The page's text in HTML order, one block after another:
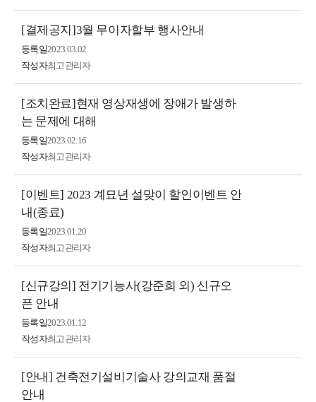
[결제공지]3월 무이자할부 행사안내
등록일2023.03.02
작성자최고관리자
[조치완료]현재 영상재생에 장애가 발생하
는 문제에 대해
등록일2023.02.16
작성자최고관리자
[이벤트] 2023 계묘년 설맞이 할인이벤트 안
내(종료)
등록일2023.01.20
작성자최고관리자
[신규강의] 전기기능사(강준희 외) 신규오
픈 안내
등록일2023.01.12
작성자최고관리자
[안내] 건축전기설비기술사 강의교재 품절
안내